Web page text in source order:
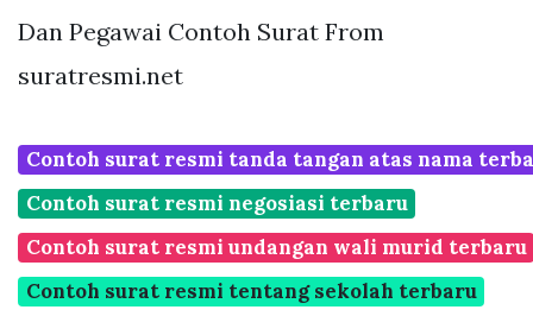
Dan Pegawai Contoh Surat From
suratresmi.net
Contoh surat resmi tanda tangan atas nama
Contoh surat resmi negosiasi terbaru
Contoh surat resmi undangan wali murid terbaru
Contoh surat resmi tentang sekolah terbaru